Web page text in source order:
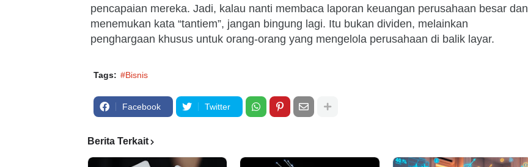
pencapaian mereka. Jadi, kalau nanti membaca laporan keuangan perusahaan besar dan
menemukan kata “tantiem”, jangan bingung lagi. Itu bukan dividen, melainkan
penghargaan khusus untuk orang-orang yang mengelola perusahaan di balik layar.
Tags: #Bisnis
Facebook Twitter
Berita Terkait